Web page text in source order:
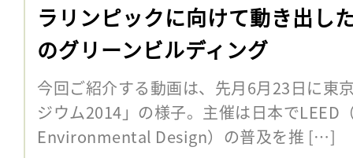
ラリンピックに向けて動き出し
のグリーンビルディング
今回ご紹介する動画は、先月6月23日に東
ジウム2014」の様子。主催は日本で
Environmental Design）の普及を推 […]